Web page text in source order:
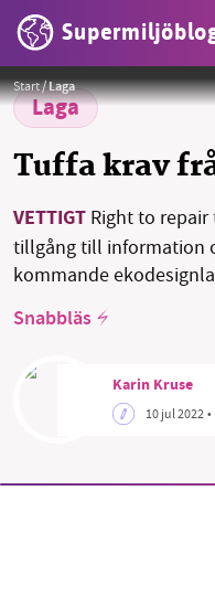
OMRÅDEN
MILJÖFAKTA
Threads
Start/Laga
Laga
Tuffa krav
VETTIGT Right to
tillgång till information
kommande
Snabbläs
Karin Kruse
10 jul 2022